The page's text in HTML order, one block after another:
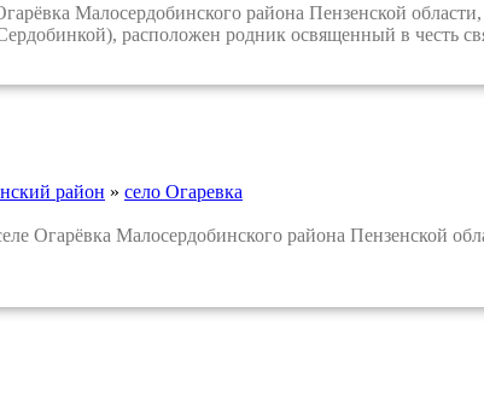
Малосердобинского района Пензенской
расположен родник освященный в честь
район » село Огаревка
Огарёвка Малосердобинского района Пензенской